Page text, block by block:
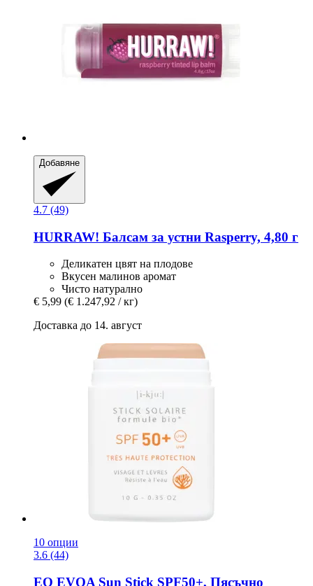
Добавяне
4.7 (49)
HURRAW! Балсам за устни Rasperry, 4,80 г
Деликатен цвят на плодове
Вкусен малинов аромат
Чисто натурално
€ 5,99 (€ 1.247,92 / кг)
Доставка до 14. август
10 опции
3.6 (44)
EQ EVOA Sun Stick SPF50+, Пясъчно